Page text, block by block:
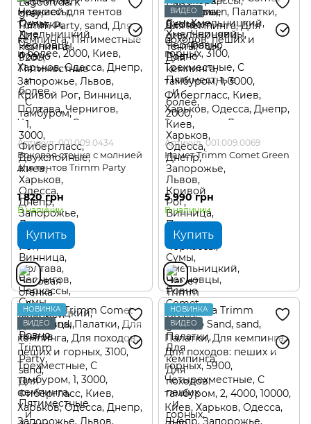
Артикул: 001.009.0434
Боковая стенка с молнией
для тентов Trimm Party
1 820 грн
В наличии
Купить
ВИДЕО
Артикул: 001.009.0069
Намет Trimm Comet Green
5 990 грн
В наличии
Купить
НОВИНКА
ВИДЕО
НОВИНКА
ВИДЕО